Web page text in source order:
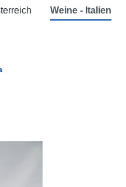
Weine - Italien